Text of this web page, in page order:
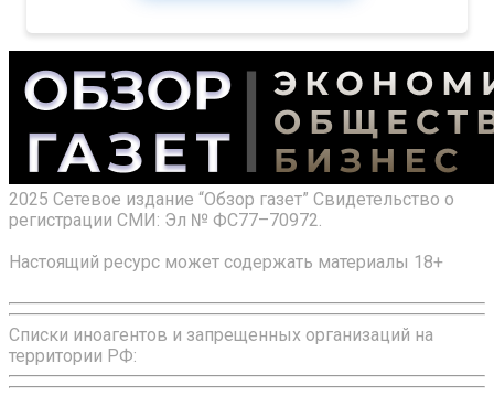
2025 Сетевое издание “Обзор газет” Свидетельство о
регистрации СМИ: Эл № ФС77–70972.
Настоящий ресурс может содержать материалы 18+
Списки иноагентов и запрещенных организаций на
территории РФ: